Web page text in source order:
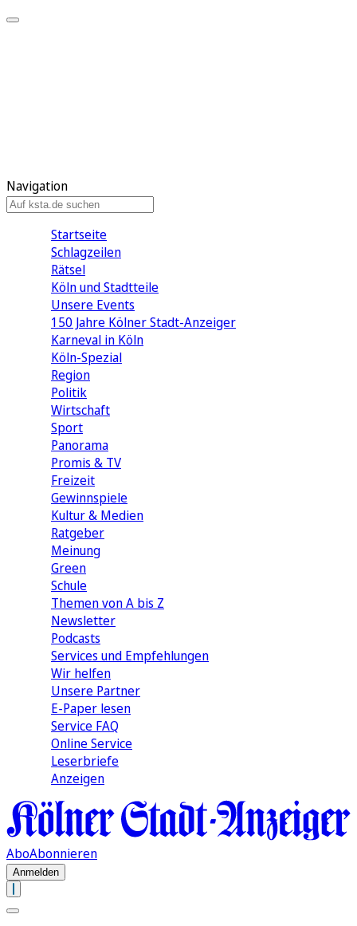
Navigation
Startseite
Schlagzeilen
Rätsel
Köln und Stadtteile
Unsere Events
150 Jahre Kölner Stadt-Anzeiger
Karneval in Köln
Köln-Spezial
Region
Politik
Wirtschaft
Sport
Panorama
Promis & TV
Freizeit
Gewinnspiele
Kultur & Medien
Ratgeber
Meinung
Green
Schule
Themen von A bis Z
Newsletter
Podcasts
Services und Empfehlungen
Wir helfen
Unsere Partner
E-Paper lesen
Service FAQ
Online Service
Leserbriefe
Anzeigen
AboAbonnieren
Anmelden